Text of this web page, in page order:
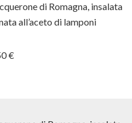
di Romagna, insalata
all’aceto di lamponi
€